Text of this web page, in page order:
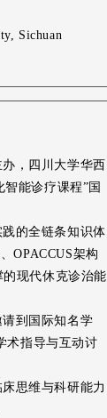
Sichuan
，四川大学华西
能诊疗课程”国
的全链条知识体
OPACCUS架构
现代休克诊治能
到国际知名学
术指导与互动讨
思维与科研能力